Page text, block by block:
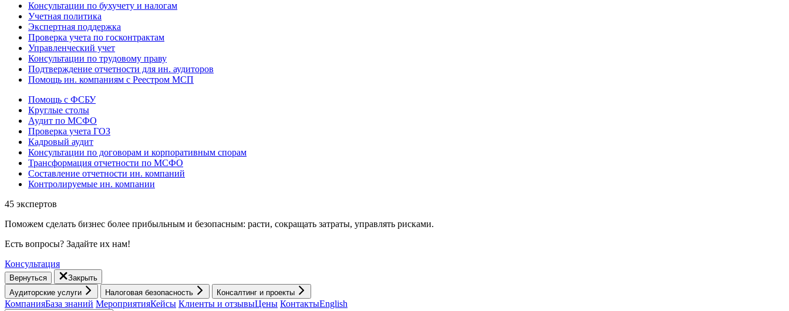
Консультации по бухучету и налогам
Учетная политика
Экспертная поддержка
Проверка учета по госконтрактам
Управленческий учет
Консультации по трудовому праву
Подтверждение отчетности для ин. аудиторов
Помощь ин. компаниям с Реестром МСП
Помощь с ФСБУ
Круглые столы
Аудит по МСФО
Проверка учета ГОЗ
Кадровый аудит
Консультации по договорам и корпоративным спорам
Трансформация отчетности по МСФО
Составление отчетности ин. компаний
Контролируемые ин. компании
45 экспертов
Поможем сделать бизнес более прибыльным и безопасным: расти, cокращать затраты, управлять рисками.
Есть вопросы? Задайте их нам!
Консультация
Вернуться
Закрыть
Аудиторские услуги
Налоговая безопасность Консалтинг и проекты
КомпанияБаза знаний МероприятияКейсы Клиенты и отзывыЦены КонтактыEnglish